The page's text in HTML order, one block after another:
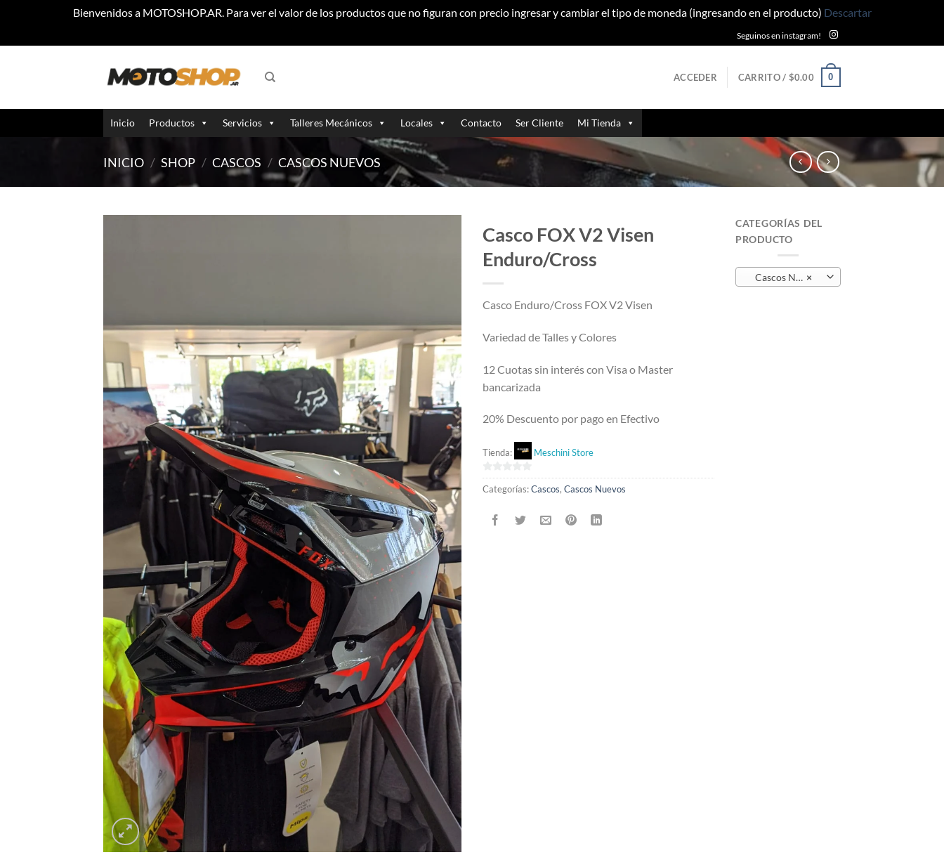
Bienvenidos a MOTOSHOP.AR. Para ver el valor de los productos que no figuran con precio ingresar y cambiar el tipo de moneda (ingresando en el producto) Descartar
al
Seguinos en instagram!
ACCEDER CARRITO / $0.00 0
Inicio Productos Servicios Talleres Mecánicos Locales Contacto Ser Cliente Mi Tienda
INICIO / SHOP / CASCOS / CASCOS NUEVOS
Casco FOX V2 Visen
Enduro/Cross
Casco Enduro/Cross FOX V2 Visen
Variedad de Talles y Colores
12 Cuotas sin interés con Visa o Master
bancarizada
20% Descuento por pago en Efectivo
Tienda: Meschini Store
0
de
Categorías:Cascos, Cascos Nuevos
CATEGORÍAS DEL
PRODUCTO
×
Cascos Nuevos